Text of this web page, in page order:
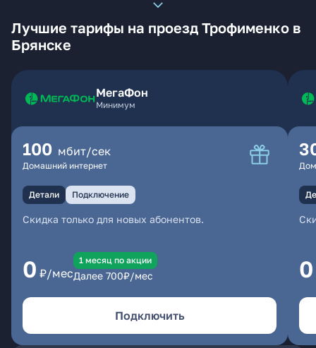
Лучшие тарифы на проезд Трофименко в
Брянске
МегаФон
Минимум
100 мбит/сек
Домашний интернет
Детали Подключение
Скидка только для новых абонентов.
0 ₽/мес
1 месяц по акции
Далее 700₽/мес
Подключить
0